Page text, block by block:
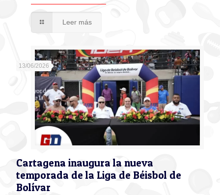
Leer más
13/06/2026
Cartagena inaugura la nueva
temporada de la Liga de Béisbol de
Bolívar